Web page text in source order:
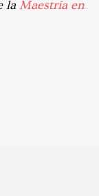
la Maestría en